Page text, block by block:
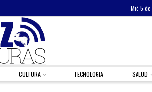
Mié 5
CULTURA TECNOLOGIA SALUD